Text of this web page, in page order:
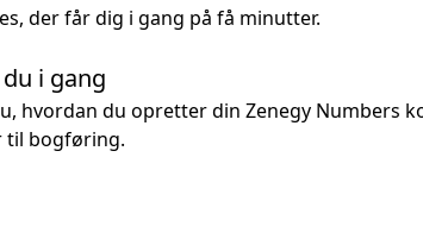
der får dig i gang på få minutter.
i gang
hvordan du opretter din Zenegy Numbers
til bogføring.